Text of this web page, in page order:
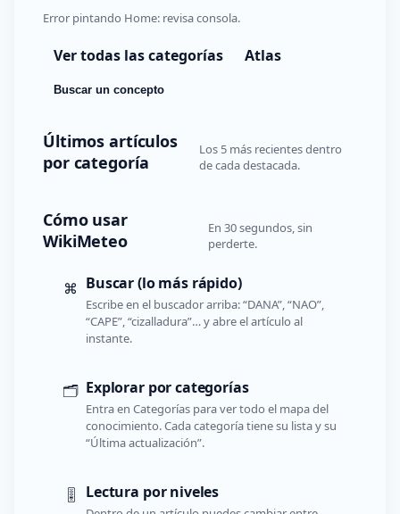
Error pintando Home: revisa consola.
Ver todas las categorías Atlas
Buscar un concepto
Últimos artículos
por categoría
Los 5 más recientes dentro
de cada destacada.
Cómo usar
WikiMeteo
En 30 segundos, sin
perderte.
⌘ Buscar (lo más rápido)
Escribe en el buscador arriba: “DANA”, “NAO”,
“CAPE”, “cizalladura”… y abre el artículo al
instante.
🗂️ Explorar por categorías
Entra en Categorías para ver todo el mapa del
conocimiento. Cada categoría tiene su lista y su
“Última actualización”.
🎚️ Lectura por niveles